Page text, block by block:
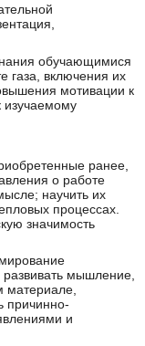
обучающимися
газа, включения их
мотивации к
ранее,
о работе
научить их
процессах.
значимость
мышление,
материале,
причинно-
и